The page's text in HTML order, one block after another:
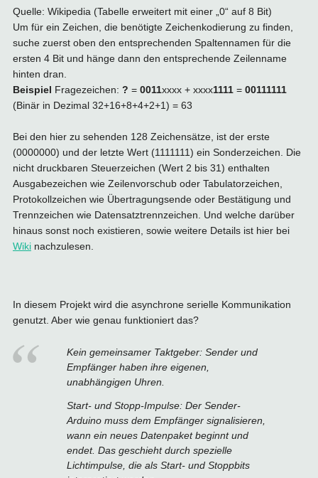
Quelle: Wikipedia (Tabelle erweitert mit einer „0“ auf 8 Bit)
Um für ein Zeichen, die benötigte Zeichenkodierung zu finden,
suche zuerst oben den entsprechenden Spaltennamen für die
ersten 4 Bit und hänge dann den entsprechende Zeilenname
hinten dran.
Beispiel Fragezeichen: ? = 0011xxxx + xxxx1111= 00111111
(Binär in Dezimal 32+16+8+4+2+1) = 63
Bei den hier zu sehenden 128 Zeichensätze, ist der erste
(0000000) und der letzte Wert (1111111) ein Sonderzeichen. Die
nicht druckbaren Steuerzeichen (Wert 2 bis 31) enthalten
Ausgabezeichen wie Zeilenvorschub oder Tabulatorzeichen,
Protokollzeichen wie Übertragungsende oder Bestätigung und
Trennzeichen wie Datensatztrennzeichen. Und welche darüber
hinaus sonst noch existieren, sowie weitere Details ist hier bei
Wikinachzulesen.
In diesem Projekt wird die asynchrone serielle Kommunikation
genutzt. Aber wie genau funktioniert das?
Kein gemeinsamer Taktgeber: Sender und
Empfänger haben ihre eigenen,
unabhängigen Uhren.
Start- und Stopp-Impulse: Der Sender-
Arduino muss dem Empfänger signalisieren,
wann ein neues Datenpaket beginnt und
endet. Das geschieht durch spezielle
Lichtimpulse, die als Start- und Stoppbits